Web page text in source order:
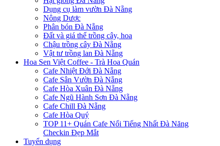
Dụng cụ làm vườn Đà Nẵng
Nông Dược
Phân bón Đà Nẵng
Đất và giá thể trồng cây, hoa
Chậu trồng cây Đà Nẵng
Vật tư trồng lan Đà Nẵng
Hoa Sen Việt Coffee - Trà Hoa Quán
Cafe Nhiệt Đới Đà Nẵng
Cafe Sân Vườn Đà Nẵng
Cafe Hòa Xuân Đà Nẵng
Cafe Ngũ Hành Sơn Đà Nẵng
Cafe Chill Đà Nẵng
Cafe Hòa Quý
TOP 11+ Quán Cafe Nổi Tiếng Nhất Đà Năng
Checkin Đẹp Mắt
Tuyển dụng